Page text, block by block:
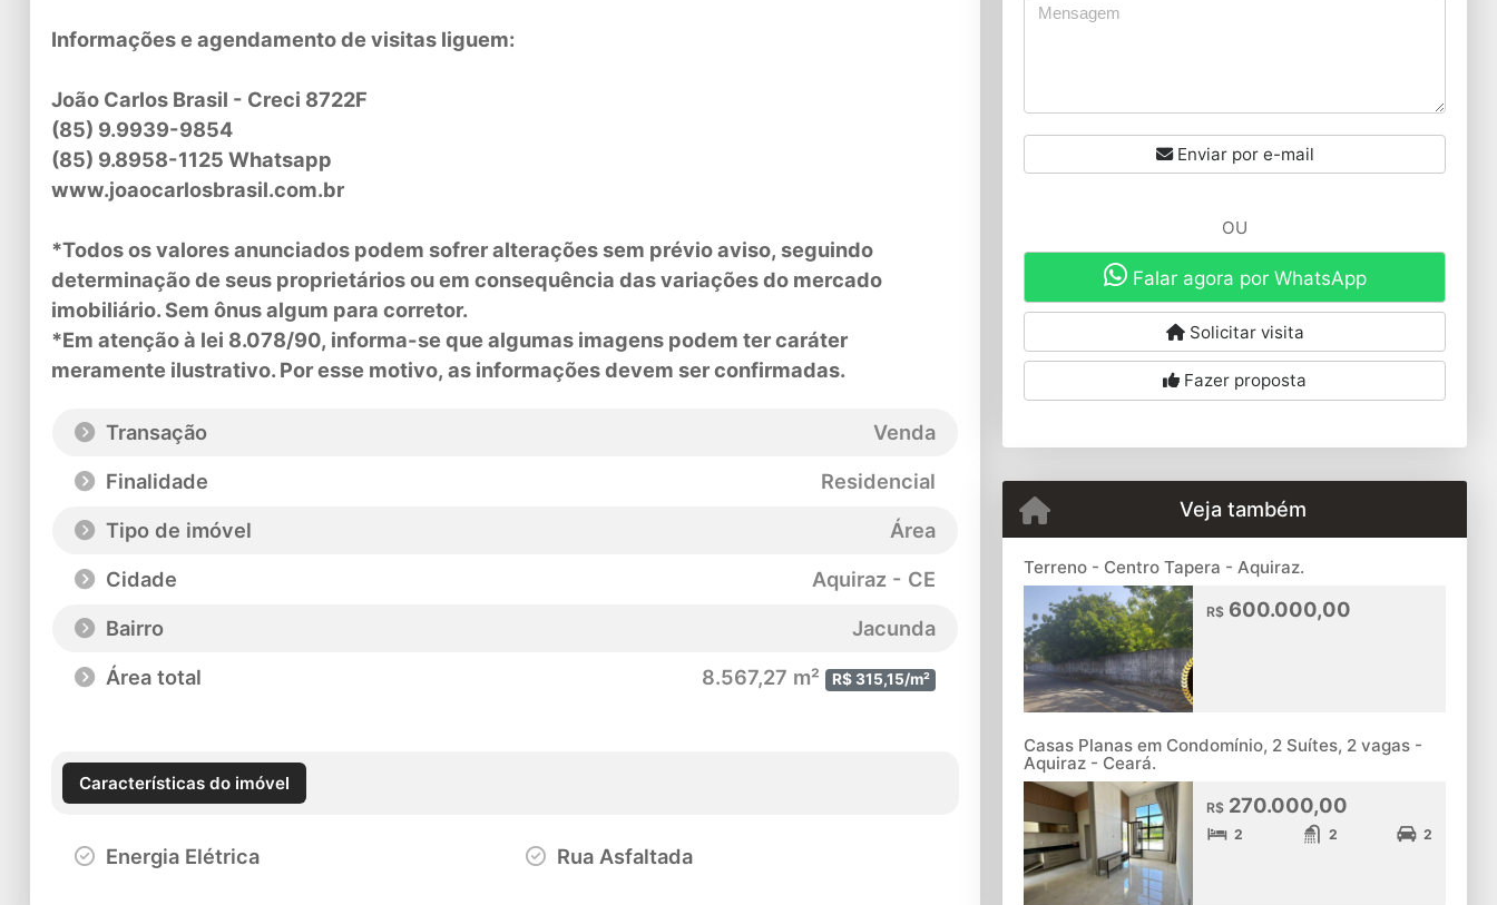
Informações e agendamento de visitas liguem:
João Carlos Brasil - Creci 8722F
(85) 9.9939-9854
(85) 9.8958-1125 Whatsapp
www.joaocarlosbrasil.com.br
*Todos os valores anunciados podem sofrer alterações sem prévio aviso, seguindo
determinação de seus proprietários ou em consequência das variações do mercado
imobiliário. Sem ônus algum para corretor.
*Em atenção à lei 8.078/90, informa-se que algumas imagens podem ter caráter
meramente ilustrativo. Por esse motivo, as informações devem ser confirmadas.
Transação
Venda
Finalidade
Residencial
Tipo de imóvel
Área
Cidade
Aquiraz - CE
Bairro
Jacunda
Área total
8.567,27 m² R$ 315,15/m²
Características do imóvel
Energia Elétrica Rua Asfaltada
Enviar por e-mail
OU
Falar agora por WhatsApp
Solicitar visita
Fazer proposta
Veja também
Terreno - Centro Tapera - Aquiraz.
R$ 600.000,00
Casas Planas em Condomínio, 2 Suítes, 2 vagas -
Aquiraz - Ceará.
R$ 270.000,00
2 2 2